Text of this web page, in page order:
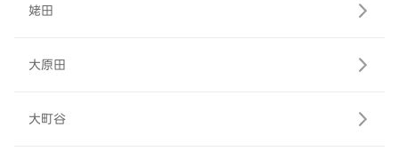
姥田
大原田
大町谷